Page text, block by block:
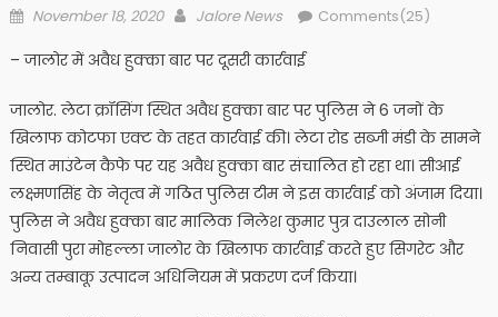
Posted
November 18, 2020 Author
Jalore News Comments(25)
– जालोर में अवैध हुक्का बार पर दूसरी कार्रवाई
जालोर. लेटा क्रॉसिंग स्थित अवैध हुक्का बार पर पुलिस ने 6 जनों के
खिलाफ कोटफा एक्ट के तहत कार्रवाई की। लेटा रोड सब्जी मंडी के सामने
स्थित माउंटेन कैफे पर यह अवैध हुक्का बार संचालित हो रहा था। सीआई
लक्ष्मणसिंह के नेतृत्व में गठित पुलिस टीम ने इस कार्रवाई को अंजाम दिया।
पुलिस ने अवैध हुक्का बार मालिक निलेश कुमार पुत्र दाउलाल सोनी
निवासी पुरा मोहल्ला जालोर के खिलाफ कार्रवाई करते हुए सिगरेट और
अन्य तम्बाकू उत्पादन अधिनियम में प्रकरण दर्ज किया।